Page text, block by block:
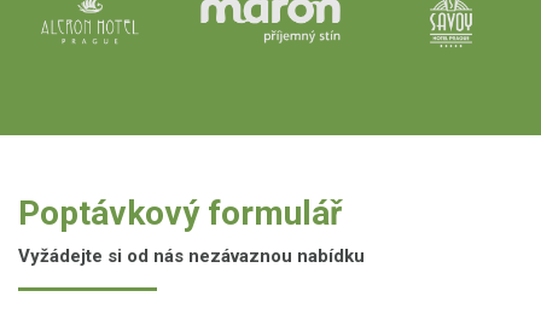
Poptávkový formulář
Vyžádejte si od nás nezávaznou nabídku